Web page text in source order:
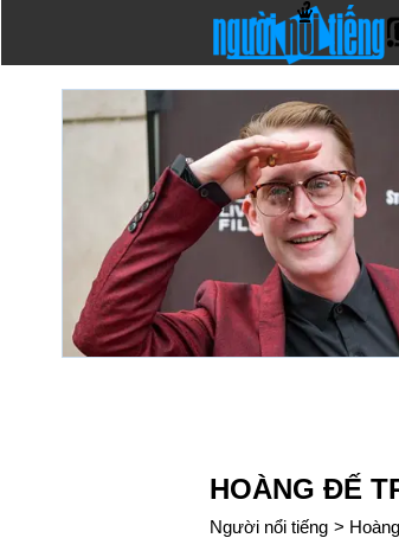
HOÀNG ĐẾ
Người nổi tiếng >